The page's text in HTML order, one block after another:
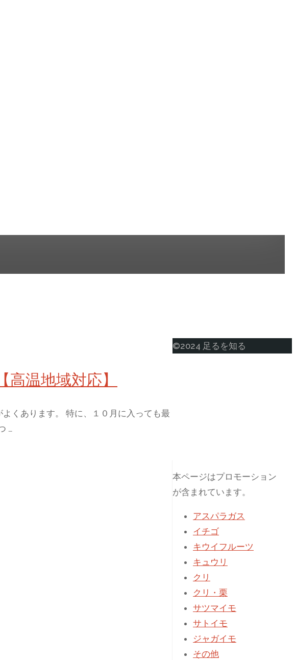
温地域対応】
くあります。 特に、１０月に入っても最
…
本ページはプロモーション
が含まれています。
アスパラガス
イチゴ
キウイフルーツ
キュウリ
クリ
クリ・栗
サツマイモ
サトイモ
ジャガイモ
その他
ト
©2024 足るを知る